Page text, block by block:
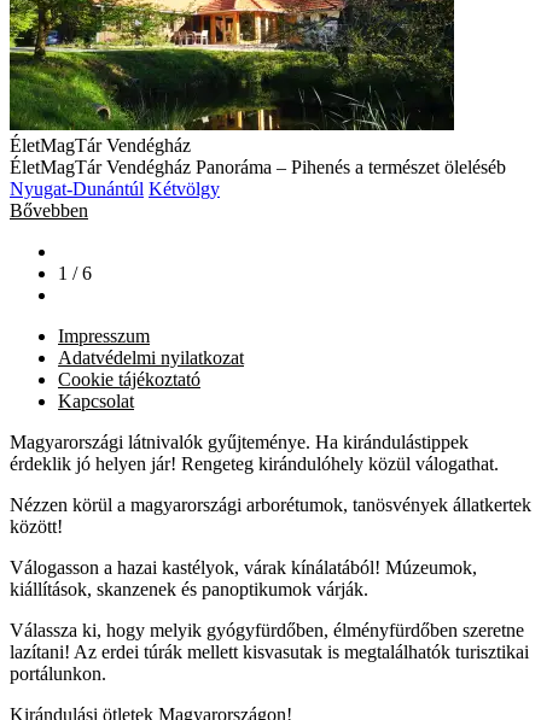
ÉletMagTár Vendégház
ÉletMagTár Vendégház Panoráma – Pihenés a természet öleléséb
Nyugat-Dunántúl Kétvölgy
Bővebben
1 / 6
Impresszum
Adatvédelmi nyilatkozat
Cookie tájékoztató
Kapcsolat
Magyarországi látnivalók gyűjteménye. Ha kirándulástippek
érdeklik jó helyen jár! Rengeteg kirándulóhely közül válogathat.
Nézzen körül a magyarországi arborétumok, tanösvények állatkertek
között!
Válogasson a hazai kastélyok, várak kínálatából! Múzeumok,
kiállítások, skanzenek és panoptikumok várják.
Válassza ki, hogy melyik gyógyfürdőben, élményfürdőben szeretne
lazítani! Az erdei túrák mellett kisvasutak is megtalálhatók turisztikai
portálunkon.
Kirándulási ötletek Magyarországon!